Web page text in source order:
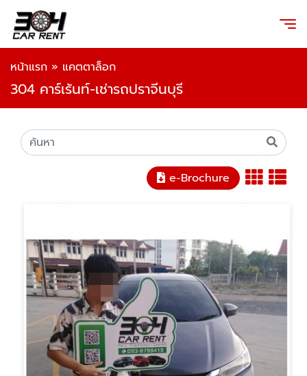
หน้าแรก » แคตตาล็อก
304 คาร์เร้นท์-เช่ารถปราจีนบุรี
e-Brochure